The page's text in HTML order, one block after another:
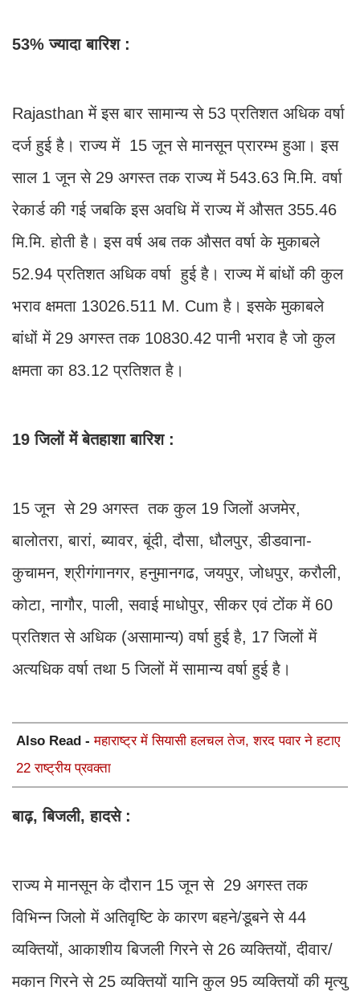
53% ज्यादा बारिश :
Rajasthan में इस बार सामान्य से 53 प्रतिशत अधिक वर्षा
दर्ज हुई है। राज्य में 15 जून से मानसून प्रारम्भ हुआ। इस
साल 1 जून से 29 अगस्त तक राज्य में 543.63 मि.मि. वर्षा
रेकार्ड की गई जबकि इस अवधि में राज्य में औसत 355.46
मि.मि. होती है। इस वर्ष अब तक औसत वर्षा के मुकाबले
52.94 प्रतिशत अधिक वर्षा हुई है। राज्य में बांधों की कुल
भराव क्षमता 13026.511 M. Cum है। इसके मुकाबले
बांधों में 29 अगस्त तक 10830.42 पानी भराव है जो कुल
क्षमता का 83.12 प्रतिशत है।
19 जिलों में बेतहाशा बारिश :
15 जून से 29 अगस्त तक कुल 19 जिलों अजमेर,
बालोतरा, बारां, ब्यावर, बूंदी, दौसा, धौलपुर, डीडवाना-
कुचामन, श्रीगंगानगर, हनुमानगढ, जयपुर, जोधपुर, करौली,
कोटा, नागौर, पाली, सवाई माधोपुर, सीकर एवं टोंक में 60
प्रतिशत से अधिक (असामान्य) वर्षा हुई है, 17 जिलों में
अत्यधिक वर्षा तथा 5 जिलों में सामान्य वर्षा हुई है।
Also Read -महाराष्ट्र में सियासी हलचल तेज, शरद पवार ने हटाए
22 राष्ट्रीय प्रवक्ता
बाढ़, बिजली, हादसे :
राज्य मे मानसून के दौरान 15 जून से 29 अगस्त तक
विभिन्न जिलो में अतिवृष्टि के कारण बहने/डूबने से 44
व्यक्तियों, आकाशीय बिजली गिरने से 26 व्यक्तियों, दीवार/
मकान गिरने से 25 व्यक्तियों यानि कुल 95 व्यक्तियों की मृत्यु